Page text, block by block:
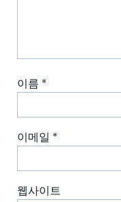
이름 *
이메일 *
웹사이트